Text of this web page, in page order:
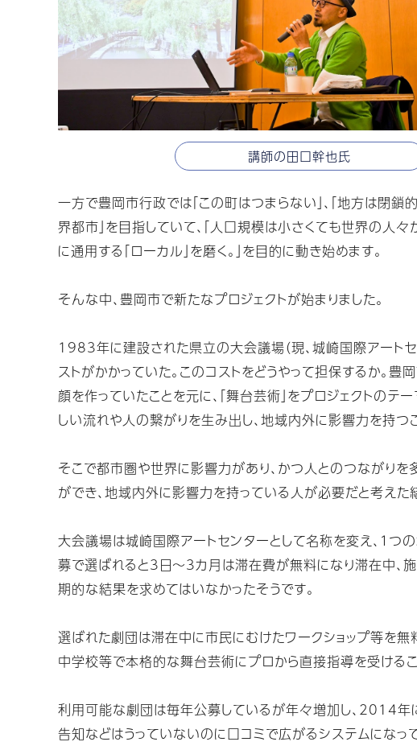
講師の田口幹也氏
一方で豊岡市行政では「この町はつまらない」、「地方は閉鎖
界都市」を目指していて、「人口規模は小さくても世界の人
に通用する「ローカル」を磨く。」を目的に動き始めます。
そんな中、豊岡市で新たなプロジェクトが始まりました。
1983年に建設された県立の大会議場（現、城崎国際アート
ストがかかっていた。このコストをどうやって担保するか
顔を作っていたことを元に、「舞台芸術」をプロジェクトの
しい流れや人の繋がりを生み出し、地域内外に影響力を持つ
そこで都市圏や世界に影響力があり、かつ人とのつながり
ができ、地域内外に影響力を持っている人が必要だと考えた
大会議場は城崎国際アートセンターとして名称を変え、１
募で選ばれると3日～3カ月は滞在費が無料になり滞在中、
期的な結果を求めてはいなかったそうです。
選ばれた劇団は滞在中に市民にむけたワークショップ等を
中学校等で本格的な舞台芸術にプロから直接指導を受けるこ
利用可能な劇団は毎年公募しているが年々増加し、2014
告知などはうっていないのに口コミで広がるシステムになっ